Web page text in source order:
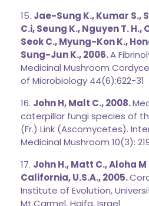
15. Jae-Sung K., Kumar S.,
C.i, Seung K., Nguyen T.
Seok C., Myung-Kon K.,
Sung-Jun K., 2006.A
Medicinal Mushroom
of Microbiology 44(6):622-31
16. John H, Malt C., 2008.
caterpillar fungi species of
(Fr.) Link (Ascomycetes).
Medicinal Mushroom 10(3):
17. John H., Matt C., Aloha
California, U.S.A., 2005.
Institute of Evolution,
Mt.Carmel, Haifa, Israel